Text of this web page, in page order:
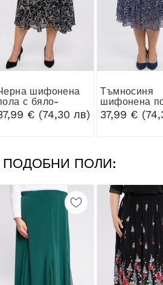
с бяло-
шарка
€ (74,30 лв)
Тъмносиня
шифонена
бял шарен
37,99 €
ПОДОБНИ ПОЛИ: